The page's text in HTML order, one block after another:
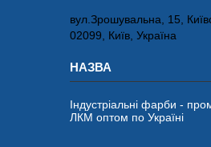
вул.Зрошувальна, 15,
02099, Київ, Україна
Індустріальні фарби -
ЛКМ оптом по Україні